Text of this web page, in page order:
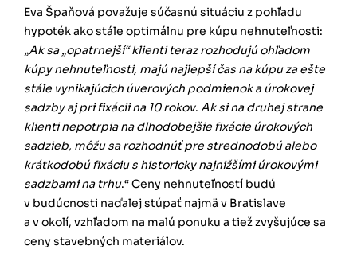
Eva Špaňová považuje súčasnú situáciu z pohľadu
hypoték ako stále optimálnu pre kúpu nehnuteľnosti:
„Ak sa „opatrnejší“ klienti teraz rozhodujú ohľadom
kúpy nehnuteľnosti, majú najlepší čas na kúpu za ešte
stále vynikajúcich úverových podmienok a úrokovej
sadzby aj pri fixácii na 10 rokov. Ak si na druhej strane
klienti nepotrpia na dlhodobejšie fixácie úrokových
sadzieb, môžu sa rozhodnúť pre strednodobú alebo
krátkodobú fixáciu s historicky najnižšími úrokovými
sadzbami na trhu.“ Ceny nehnuteľností budú
v budúcnosti naďalej stúpať najmä v Bratislave
a v okolí, vzhľadom na malú ponuku a tiež zvyšujúce sa
ceny stavebných materiálov.